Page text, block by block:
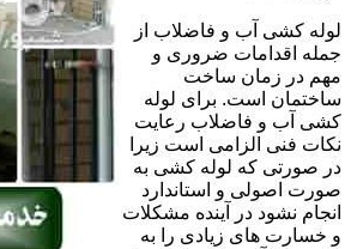
لوله کشی آب و فاضلاب از
جمله اقدامات ضروری و
مهم در زمان ساخت
ساختمان است. برای لوله
کشی آب و فاضلاب رعایت
نکات فنی الزامی است زیرا
در صورتی که لوله کشی به
صورت اصولی و استاندارد
انجام نشود در آینده مشکلات
و خسارت های زیادی را به